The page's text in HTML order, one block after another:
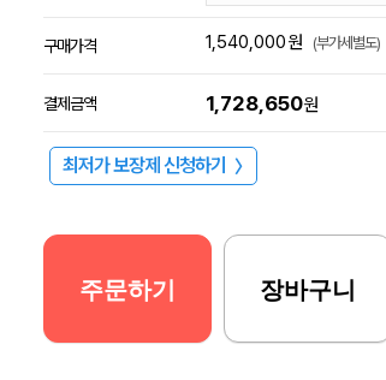
구매가격 1,540,000원 (부가세별도)
결제금액 1,728,650원
최저가 보장제 신청하기 〉
주문하기 장바구니